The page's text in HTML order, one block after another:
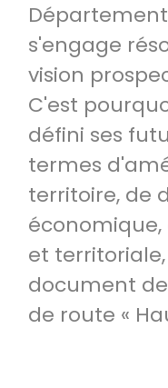
s'engage
vision
C'est
défini ses
termes
territoire, de
économique,
et
document
de route «